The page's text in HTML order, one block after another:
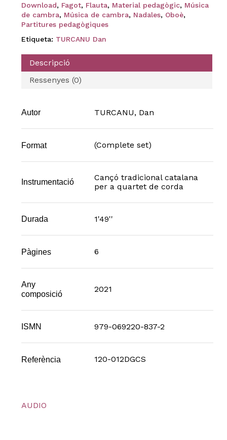
Download, Fagot, Flauta, Material pedagògic, Música
de cambra, Música de cambra, Nadales, Oboè,
Partitures pedagògiques
Etiqueta: TURCANU Dan
Descripció
Ressenyes (0)
Autor TURCANU, Dan
Format (Complete set)
Instrumentació
Cançó tradicional catalana
per a quartet de corda
Durada 1'49''
Pàgines 6
Any
composició
2021
ISMN 979-069220-837-2
Referència 120-012DGCS
AUDIO